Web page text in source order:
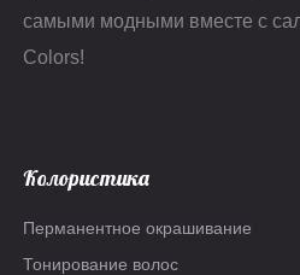
самыми модными вместе с
Colors!
Колористика
Перманентное окрашивание
Тонирование волос